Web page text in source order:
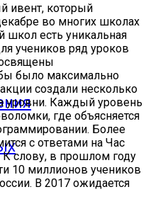
ивент, который
во многих школах
школ есть уникальная
учеников ряд уроков
было максимально
создали несколько
уровни. Каждый уровень
где объясняется
Более
с ответами на Час
К слову, в прошлом году
10 миллионов учеников
В 2017 ожидается